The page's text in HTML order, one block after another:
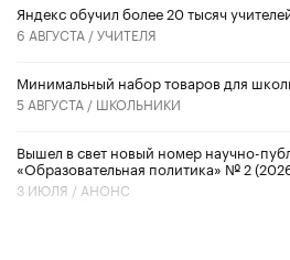
​Яндекс обучил более 20 тысяч
6 АВГУСТА /УЧИТЕЛЯ
Минимальный набор товаров для
5 АВГУСТА / ШКОЛЬНИКИ
Вышел в свет новый номер научно-
«Образовательная политика» № 2
3 ИЮЛЯ / АНОНС